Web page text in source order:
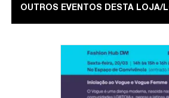
OUTROS EVENTOS DESTA LOJA/